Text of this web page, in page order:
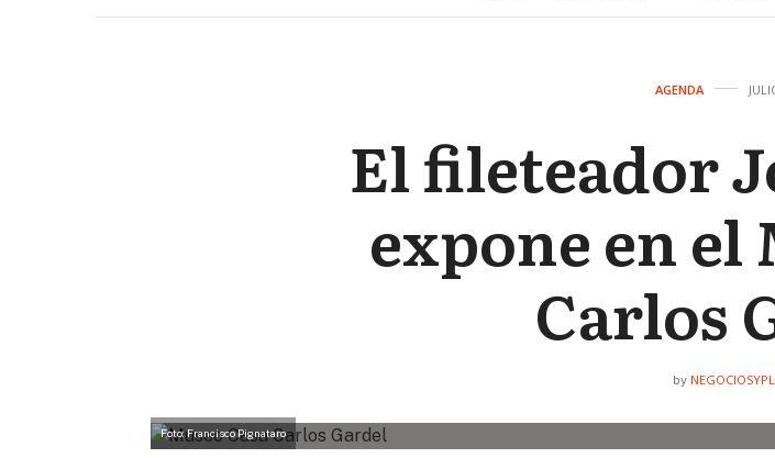
AGENDA
El fileteador
expone en el
Carlos
by
Foto: Francisco Pignataro